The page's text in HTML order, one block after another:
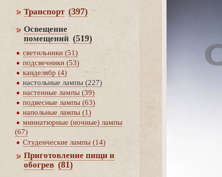
Транспорт (397)
Освещение
помещений (519)
светильники (51)
подсвечники (53)
канделябр (4)
настольные лампы (227)
настенные лампы (39)
подвесные лампы (63)
напольные лампы (1)
миниатюрные (ночные) лампы
(67)
Студенческие лампы (14)
Приготовление пищи и
обогре (81)